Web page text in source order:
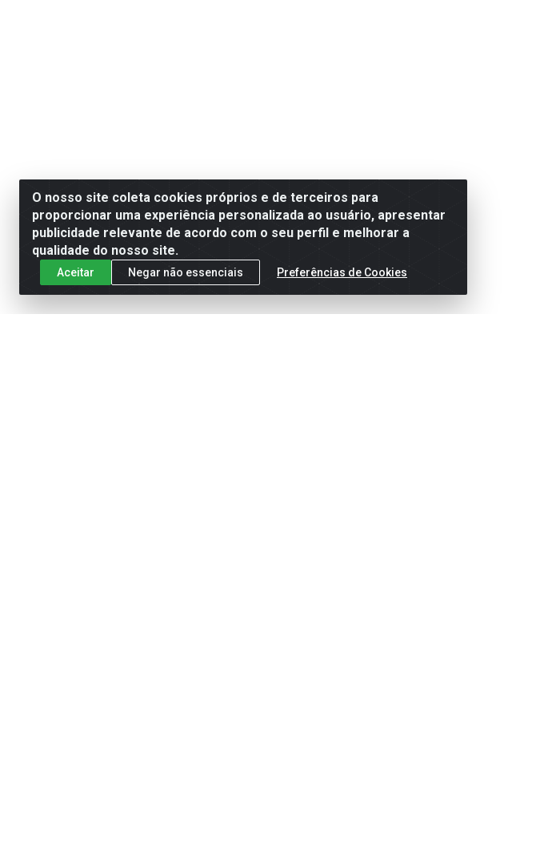
O nosso site coleta cookies próprios e de terceiros para
proporcionar uma experiência personalizada ao usuário, apresentar
publicidade relevante de acordo com o seu perfil e melhorar a
qualidade do nosso site.
Aceitar Negar não essenciais Preferências de Cookies